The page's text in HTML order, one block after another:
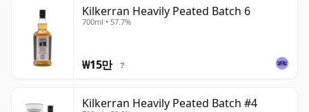
Kilkerran Heavily Peated Batch 6
700ml • 57.7%
₩15만 ?
Kilkerran Heavily Peated Batch #4